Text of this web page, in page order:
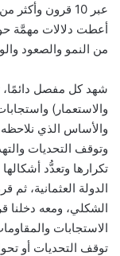
عبر 10 قرون
أعطت دلالات مهمَّة
من النمو والصعود
شهد كل مفصل دائمًا،
والاستعمار)
والأساس الذي
تكرارها وتعدُّد
الدولة العثمانية،
الشكلي، ومعه دخلنا
الاستجابات
توقف التحديات أو